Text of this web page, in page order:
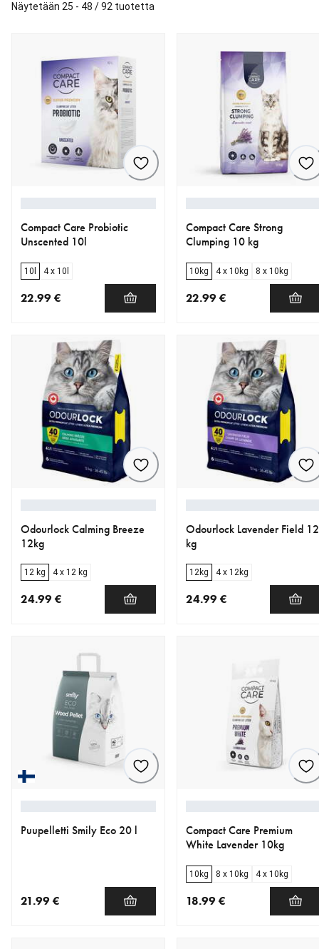
Näytetään 25 - 48 / 92 tuotetta
Compact Care Probiotic
Unscented 10l
10l 4 x 10l
22.99 €
Compact Care Strong
Clumping 10 kg
10kg 4 x 10kg 8 x 10kg
22.99 €
Odourlock Calming Breeze
12kg
12 kg 4 x 12 kg
24.99 €
Odourlock Lavender Field 12
kg
12kg 4 x 12kg
24.99 €
Puupelletti Smily Eco 20 l
21.99 €
Compact Care Premium
White Lavender 10kg
10kg 8 x 10kg 4 x 10kg
18.99 €